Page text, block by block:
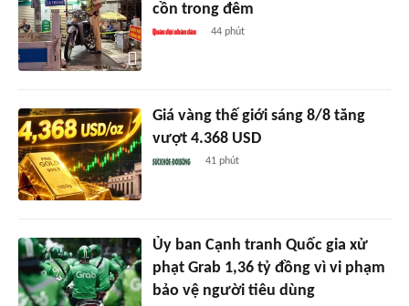
cồn trong đêm
44 phút
Giá vàng thế giới sáng 8/8 tăng
vượt 4.368 USD
41 phút
Ủy ban Cạnh tranh Quốc gia xử
phạt Grab 1,36 tỷ đồng vì vi phạm
bảo vệ người tiêu dùng